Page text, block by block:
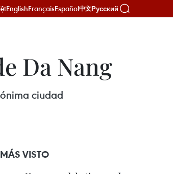
EnglishFrançaisEspañol中文Русский
Da Nang
ciudad
VISTO